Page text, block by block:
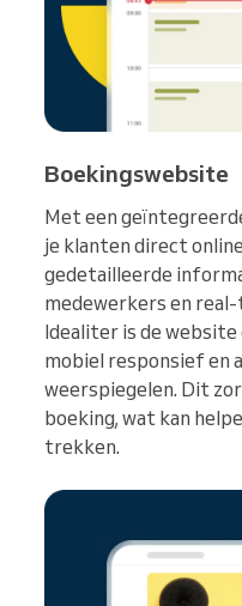
Boekingswebsite
Met een
je klanten direct
gedetailleerde
medewerkers en
Idealiter is de
mobiel responsief en
weerspiegelen. Dit
boeking, wat kan
trekken.